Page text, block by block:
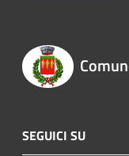
SEGUICI SU